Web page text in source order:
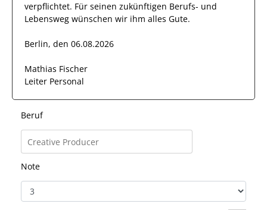
verpflichtet. Für seinen zukünftigen Berufs- und
Lebensweg wünschen wir ihm alles Gute.
Berlin, den 06.08.2026
Mathias Fischer
Leiter Personal
Beruf
Note